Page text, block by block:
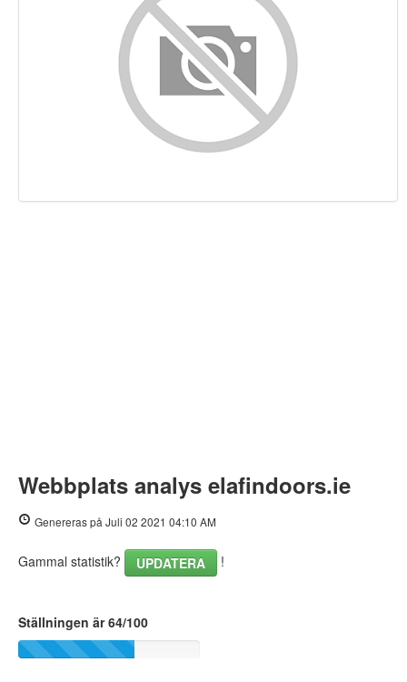
Nyckelord
Användbarhet
Dokument
Webbplats analys elafindoors.ie
Genereras på Juli 02 2021 04:10 AM
Gammal statistik? UPDATERA !
Ställningen är 64/100